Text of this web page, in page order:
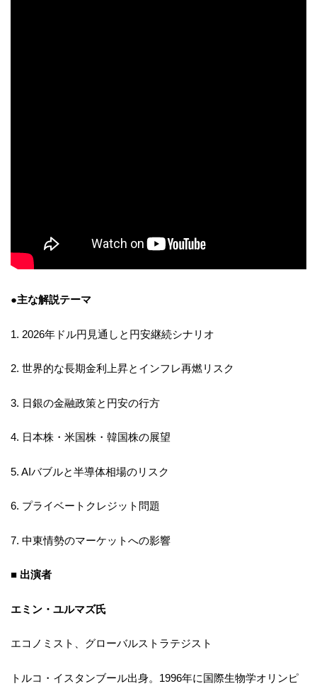
●主な解説テーマ
1. 2026年ドル円見通しと円安継続シナリオ
2. 世界的な長期金利上昇とインフレ再燃リスク
3. 日銀の金融政策と円安の行方
4. 日本株・米国株・韓国株の展望
5. AIバブルと半導体相場のリスク
6. プライベートクレジット問題
7. 中東情勢のマーケットへの影響
■ 出演者
エミン・ユルマズ氏
エコノミスト、グローバルストラテジスト
トルコ・イスタンブール出身。1996年に国際生物学オリンピ